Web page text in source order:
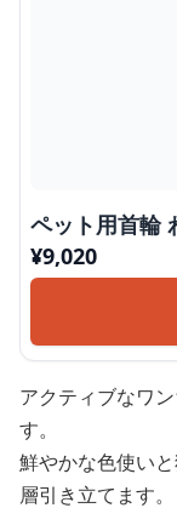
¥9,020
アクティブなワ
す。
鮮やかな色使い
層引き立てます。